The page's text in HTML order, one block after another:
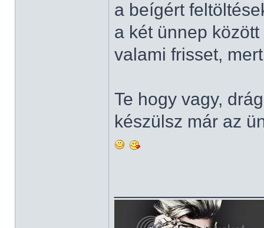
a beígért
a két ünnep
valami frisset,
Te hogy vagy,
készülsz már az